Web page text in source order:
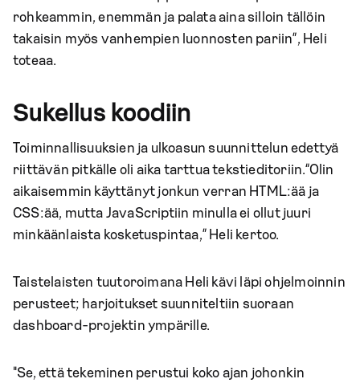
rohkeammin, enemmän ja palata aina silloin tällöin
takaisin myös vanhempien luonnosten pariin”, Heli
toteaa.
Sukellus koodiin
Toiminnallisuuksien ja ulkoasun suunnittelun edettyä
riittävän pitkälle oli aika tarttua tekstieditoriin.“Olin
aikaisemmin käyttänyt jonkun verran HTML:ää ja
CSS:ää, mutta JavaScriptiin minulla ei ollut juuri
minkäänlaista kosketuspintaa,” Heli kertoo.
Taistelaisten tuutoroimana Heli kävi läpi ohjelmoinnin
perusteet; harjoitukset suunniteltiin suoraan
dashboard-projektin ympärille.
"Se, että tekeminen perustui koko ajan johonkin